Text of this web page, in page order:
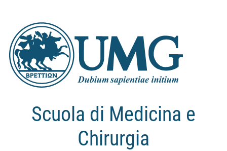
Scuola di Medicina e
Chirurgia